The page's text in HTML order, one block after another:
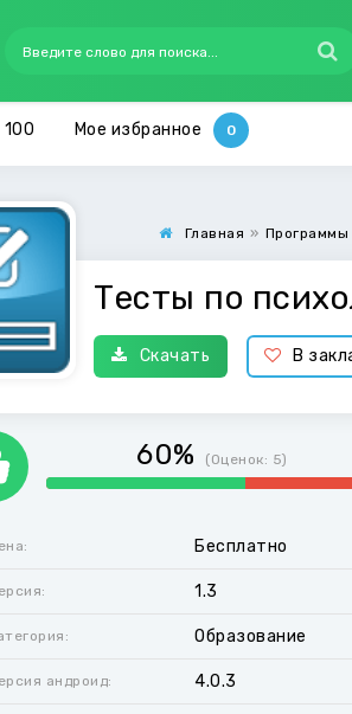
Мое избранное
Главная » Программы
Тесты по
Скачать В
60% (Оценок: 5)
Бесплатно
1.3
Образование
андроид: 4.0.3